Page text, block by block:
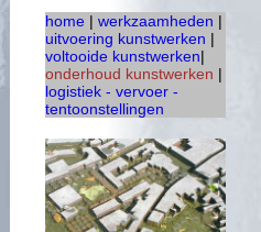
home | werkzaamheden |
uitvoering kunstwerken |
voltooide kunstwerken|
onderhoud kunstwerken |
logistiek - vervoer -
tentoonstellingen